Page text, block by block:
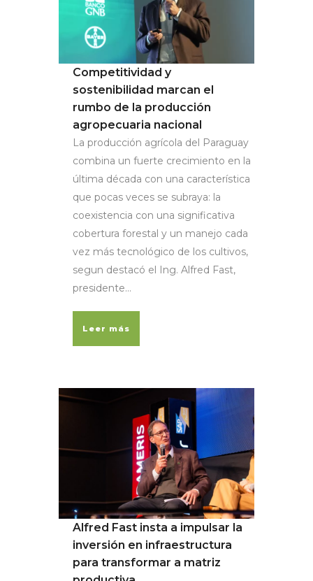
Competitividad y
sostenibilidad marcan el
rumbo de la producción
agropecuaria nacional
La producción agrícola del Paraguay
combina un fuerte crecimiento en la
última década con una característica
que pocas veces se subraya: la
coexistencia con una significativa
cobertura forestal y un manejo cada
vez más tecnológico de los cultivos,
segun destacó el Ing. Alfred Fast,
presidente...
Leer más
Alfred Fast insta a impulsar la
inversión en infraestructura
para transformar a matriz